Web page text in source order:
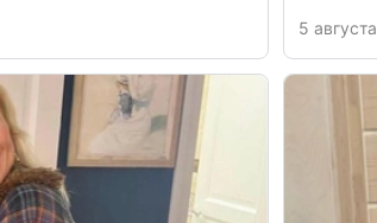
5 августа